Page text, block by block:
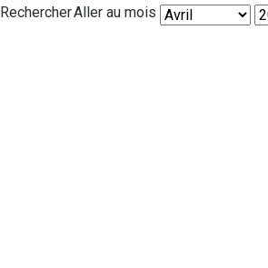
RechercherAller au mois